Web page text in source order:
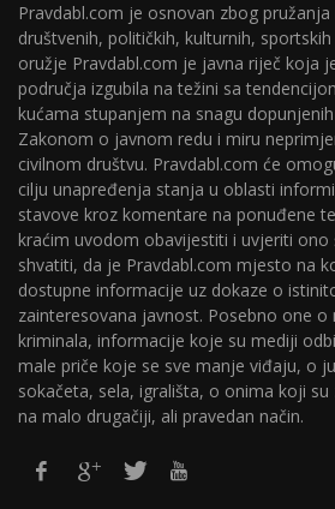
Pravdabl.com je osnovan zbog
društvenih, političkih, kulturnih,
oružje Pravdabl.com je javna riječ koja
područja izgubila na težini sa
kućama stupanjem na snagu
Zakonom o javnom redu i miru
civilnom društvu. Pravdabl.com će
cilju unapređenja stanja u oblasti
stavove kroz komentare na ponuđene
kraćim uvodom obavijestiti i uvjeriti
shvatiti, da je Pravdabl.com mjesto na
dostupne informacije uz dokaze o
zainteresovana javnost. Posebno one o
kriminala, informacije koje su mediji
male priče koje se sve manje viđaju, o
sokačeta, sela, igrališta, o onima koji
na malo drugačiji, ali pravedan način.